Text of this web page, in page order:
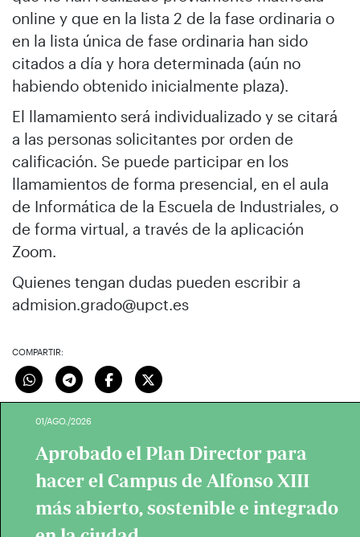
online y que en la lista 2 de la fase ordinaria o
en la lista única de fase ordinaria han sido
citados a día y hora determinada (aún no
habiendo obtenido inicialmente plaza).
El llamamiento será individualizado y se citará
a las personas solicitantes por orden de
calificación. Se puede participar en los
llamamientos de forma presencial, en el aula
de Informática de la Escuela de Industriales, o
de forma virtual, a través de la aplicación
Zoom.
Quienes tengan dudas pueden escribir a
admision.grado@upct.es
COMPARTIR:
01/AGO./2026
Aprobado el Plan Director para
hacer el Campus de Alfonso XIII
más abierto, sostenible e integrado